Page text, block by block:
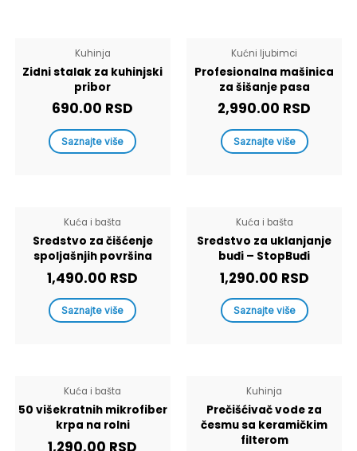
Kuhinja
Zidni stalak za kuhinjski
pribor
690.00 RSD
Saznajte više
Kućni ljubimci
Profesionalna mašinica
za šišanje pasa
2,990.00 RSD
Saznajte više
Kuća i bašta
Sredstvo za čišćenje
spoljašnjih površina
1,490.00 RSD
Saznajte više
Kuća i bašta
Sredstvo za uklanjanje
buđi – StopBuđi
1,290.00 RSD
Saznajte više
Kuća i bašta
50 višekratnih mikrofiber
krpa na rolni
1,290.00 RSD
Kuhinja
Prečišćivač vode za
česmu sa keramičkim
filterom